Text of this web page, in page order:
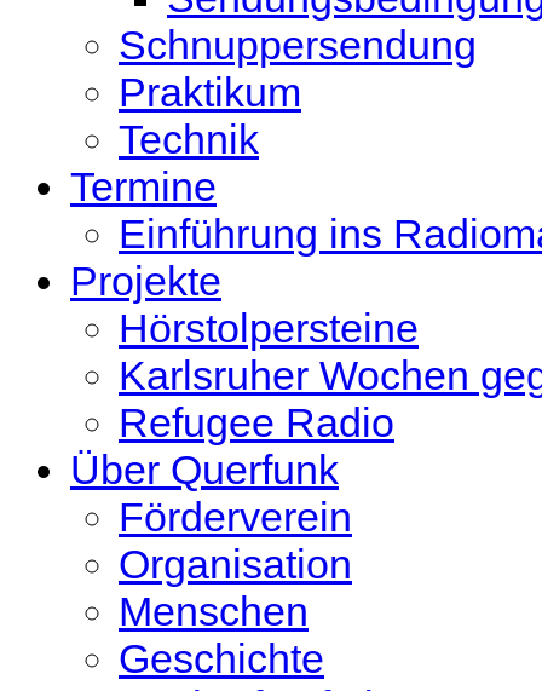
Schnuppersendung
Praktikum
Technik
Termine
Einführung ins
Projekte
Hörstolpersteine
Karlsruher Wochen
Refugee Radio
Über Querfunk
Förderverein
Organisation
Menschen
Geschichte